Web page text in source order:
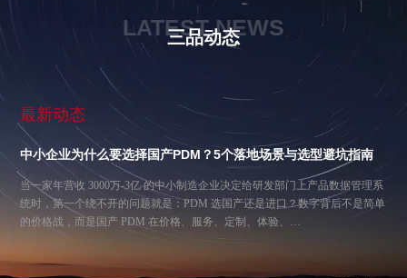
LATEST NEWS
三品动态
最新动态
中小企业为什么要选择国产PDM？5个落地场景与选型避坑指南
当一家年营收 3000万-3亿 的中小制造企业决定给研发部门上产品数据管理系
统时，第一个绕不开的问题就是：PDM 选国产还是进口？数字背后不是简单
的价格战，而是国产 PDM 在价格、服务、定制、体验、…